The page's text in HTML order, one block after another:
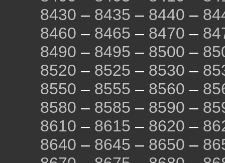
8430 – 8435 – 8440 –
8460 – 8465 – 8470 –
8490 – 8495 – 8500 –
8520 – 8525 – 8530 –
8550 – 8555 – 8560 –
8580 – 8585 – 8590 –
8610 – 8615 – 8620 –
8640 – 8645 – 8650 –